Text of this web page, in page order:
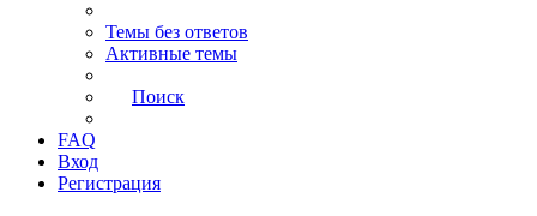
Темы без ответов
Активные темы
Поиск
FAQ
Вход
Регистрация